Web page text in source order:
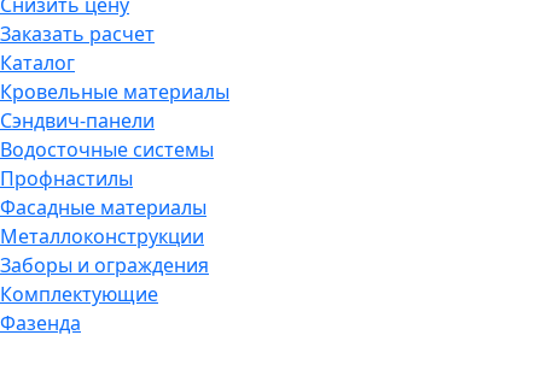
Снизить цену
Заказать расчет
Каталог
Кровельные материалы
Сэндвич-панели
Водосточные системы
Профнастилы
Фасадные материалы
Металлоконструкции
Заборы и ограждения
Комплектующие
Фазенда